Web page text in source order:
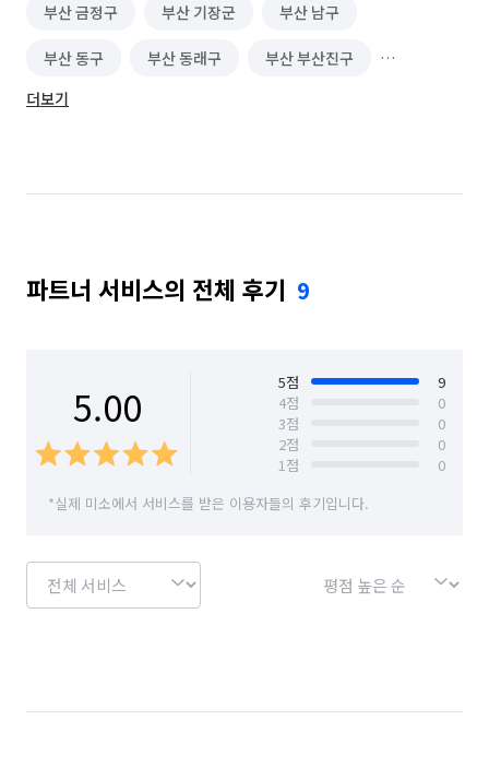
부산 금정구 부산 기장군 부산 남구
부산 동구 부산 동래구 부산 부산진구
부산 북구
부산 영도구 부산 중구 부산 해운대구
더보기
파트너 서비스의 전체 후기 9
5.00 5점
9
4점
0
3점
0
2점
0
1점
0
*실제 미소에서 서비스를 받은 이용자들의 후기입니다.